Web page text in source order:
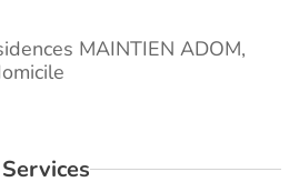
MAINTIEN ADOM,